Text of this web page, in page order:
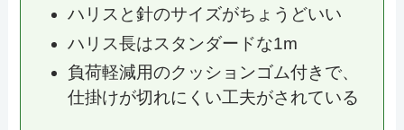
ハリスと針のサイズがちょうどいい
ハリス長はスタンダードな1m
負荷軽減用のクッションゴム付きで、
仕掛けが切れにくい工夫がされている